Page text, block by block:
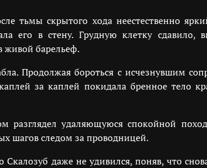
тьмы скрытого хода неестественно
его в стену. Грудную клетку
живой барельеф.
Продолжая бороться с исчезнувшим
за каплей покидала бренное тело
удаляющуюся спокойной
шагов следом за проводницей.
даже не удивился, поняв, что